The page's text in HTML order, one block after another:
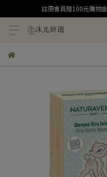
註冊會員贈100元購物